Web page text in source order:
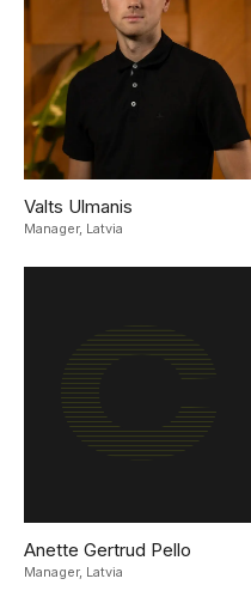
Valts Ulmanis
Manager, Latvia
Anette Gertrud Pello
Manager, Latvia